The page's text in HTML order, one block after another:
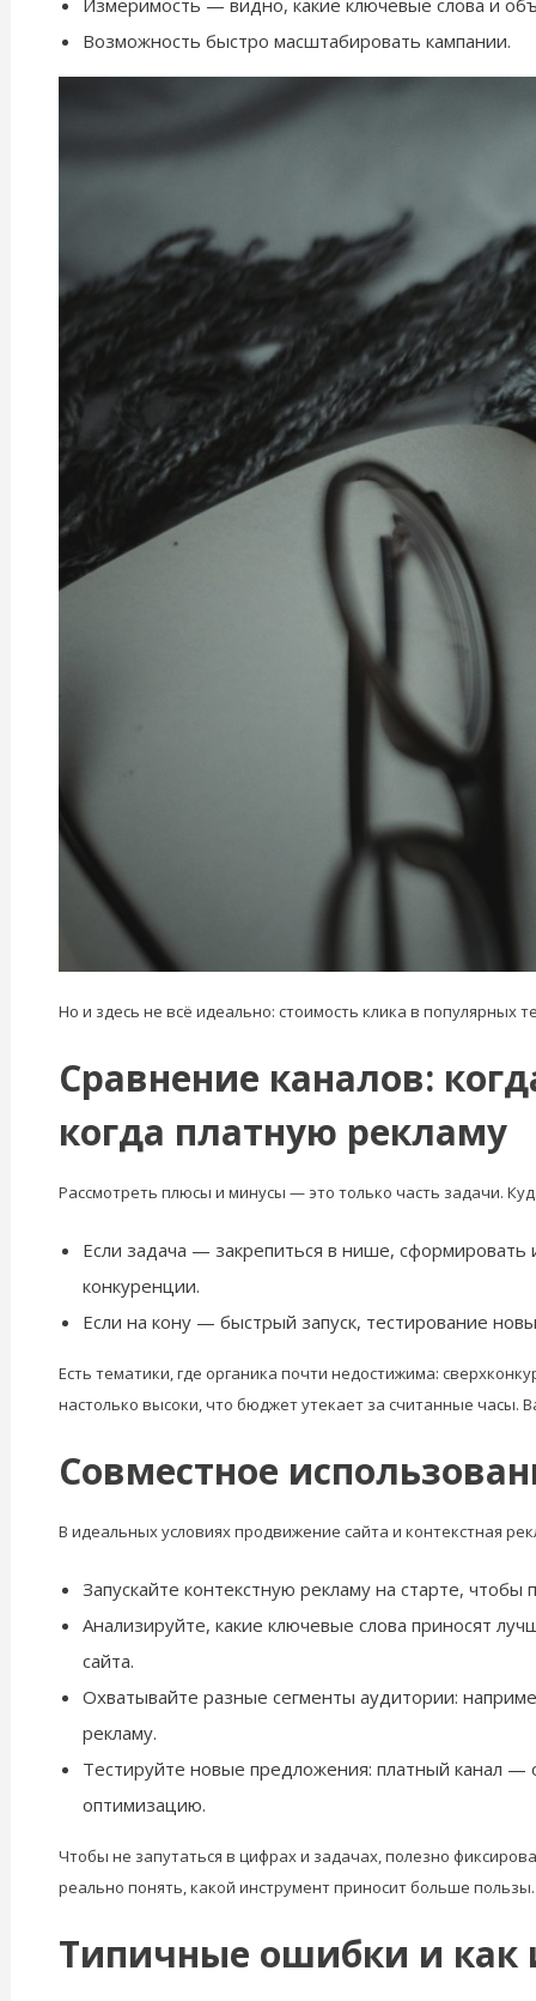
Измеримость — видно, какие ключевые слова и
Возможность быстро масштабировать кампании.
Но и здесь не всё идеально: стоимость клика в
Сравнение каналов:
когда платную рекламу
Рассмотреть плюсы и минусы — это только часть задачи.
Если задача — закрепиться в нише, сформировать
конкуренции.
Если на кону — быстрый запуск, тестирование
Есть тематики, где органика почти недостижима:
настолько высоки, что бюджет утекает за считанные часы.
Совместное
В идеальных условиях продвижение сайта и контекстная
Запускайте контекстную рекламу на старте, чтобы
Анализируйте, какие ключевые слова приносят
сайта.
Охватывайте разные сегменты аудитории:
рекламу.
Тестируйте новые предложения: платный канал —
оптимизацию.
Чтобы не запутаться в цифрах и задачах, полезно
реально понять, какой инструмент приносит больше пользы.
Типичные ошибки и как